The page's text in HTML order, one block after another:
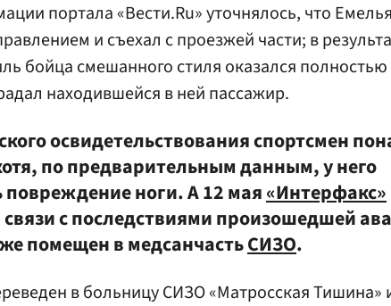
портала «Вести.Ru» уточнялось, что
и съехал с проезжей части; в
бойца смешанного стиля оказался полностью
находившейся в ней пассажир.
освидетельствования спортсмен
по предварительным данным, у него
повреждение ноги. А 12 мая«Интерфакс»
с последствиями произошедшей
помещен в медсанчастьСИЗО.
в больницу СИЗО «Матросская Тишина»